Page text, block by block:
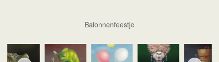
Balonnenfeestje